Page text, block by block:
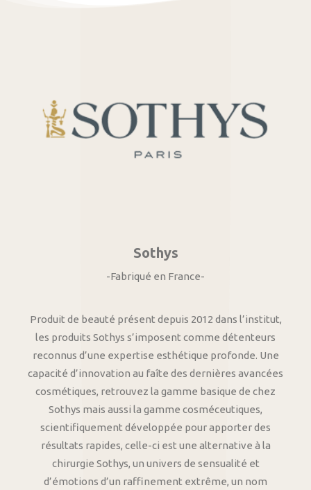
Sothys
-Fabriqué en France-
Produit de beauté présent depuis 2012 dans l’institut,
les produits Sothys s’imposent comme détenteurs
reconnus d’une expertise esthétique profonde. Une
capacité d’innovation au faîte des dernières avancées
cosmétiques, retrouvez la gamme basique de chez
Sothys mais aussi la gamme cosméceutiques,
scientifiquement développée pour apporter des
résultats rapides, celle-ci est une alternative à la
chirurgie Sothys, un univers de sensualité et
d’émotions d’un raffinement extrême, un nom